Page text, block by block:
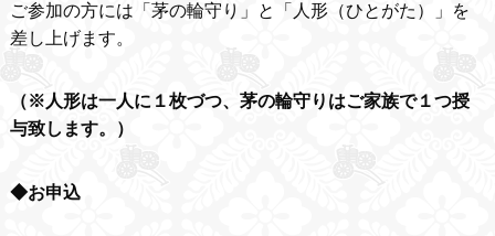
ご参加の方には「茅の輪守り」と「人形（ひとがた）」を
差し上げます。
（※人形は一人に１枚づつ、茅の輪守りはご家族で１つ授
与致します。）
◆お申込